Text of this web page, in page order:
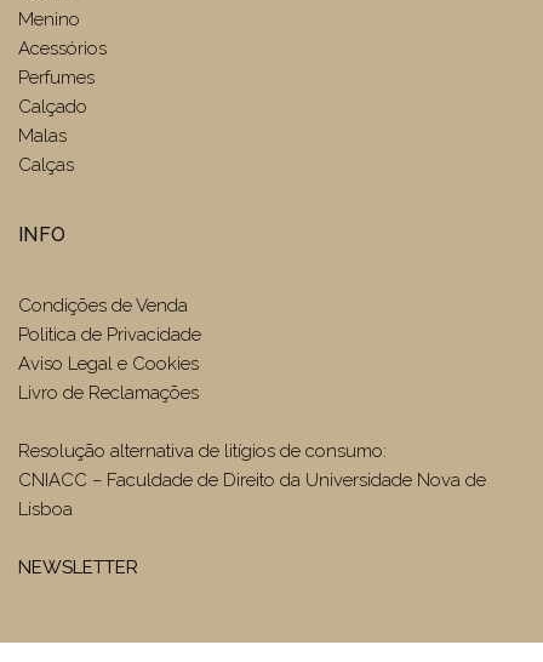
Menino
Acessórios
Perfumes
Calçado
Malas
Calças
INFO
Condições de Venda
Politica de Privacidade
Aviso Legal e Cookies
Livro de Reclamações
Resolução alternativa de litígios de consumo:
CNIACC – Faculdade de Direito da Universidade Nova de
Lisboa
NEWSLETTER